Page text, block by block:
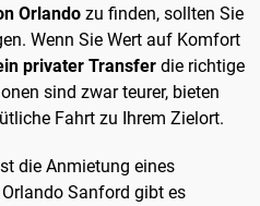
Orlando zu finden, sollten Sie
Wenn Sie Wert auf Komfort
privater Transfer die richtige
sind zwar teurer, bieten
Fahrt zu Ihrem Zielort.
die Anmietung eines
Sanford gibt es